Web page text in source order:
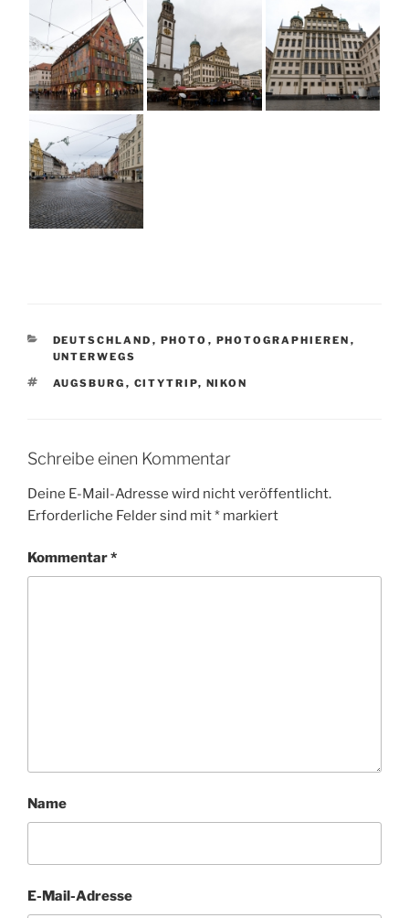
KATEGORIEN
DEUTSCHLAND , PHOTO , PHOTOGRAPHIEREN ,
UNTERWEGS
SCHLAGWÖRTER
AUGSBURG , CITYTRIP, NIKON
Schreibe einen Kommentar
Deine E-Mail-Adresse wird nicht veröffentlicht.
Erforderliche Felder sind mit* markiert
Kommentar*
Name
E-Mail-Adresse